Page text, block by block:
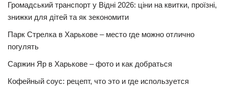
Громадський транспорт у Відні 2026: ціни на квитки, проїзні,
знижки для дітей та як зекономити
Парк Стрелка в Харькове – место где можно отлично
погулять
Саржин Яр в Харькове – фото и как добраться
Кофейный соус: рецепт, что это и где используется